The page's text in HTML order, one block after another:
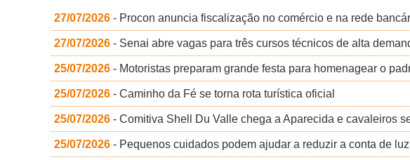
27/07/2026 - Procon anuncia fiscalização no comércio e na rede
27/07/2026 - Senai abre vagas para três cursos técnicos de alta
25/07/2026 - Motoristas preparam grande festa para homenagear o
25/07/2026 - Caminho da Fé se torna rota turística oficial
25/07/2026 - Comitiva Shell Du Valle chega a Aparecida e cavaleiros
25/07/2026 - Pequenos cuidados podem ajudar a reduzir a conta de luz